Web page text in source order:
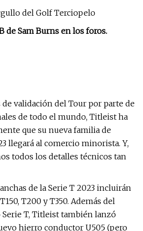
del Golf Terciopelo
de Sam Burns en los foros.
de validación del Tour por parte de
de todo el mundo, Titleist ha
que su nueva familia de
llegará al comercio minorista. Y,
todos los detalles técnicos tan
de la Serie T 2023 incluirán
T200 y T350. Además del
T, Titleist también lanzó
hierro conductor U505 (pero